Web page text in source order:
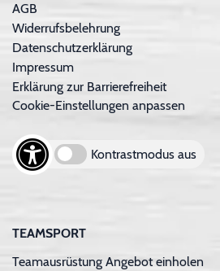
AGB
Widerrufsbelehrung
Datenschutzerklärung
Impressum
Erklärung zur Barrierefreiheit
Cookie-Einstellungen anpassen
Kontrastmodus aus
TEAMSPORT
Teamausrüstung Angebot einholen